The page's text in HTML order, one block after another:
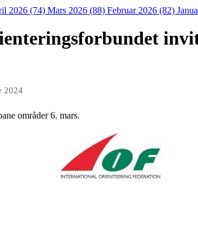
2026 (74) Mars 2026 (88) Februar 2026 (82)
2024
områder 6. mars.